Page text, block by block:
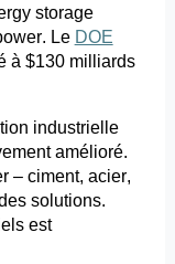
storage
Le DOE
à $130 milliards
industrielle
amélioré.
– ciment, acier,
solutions.
est